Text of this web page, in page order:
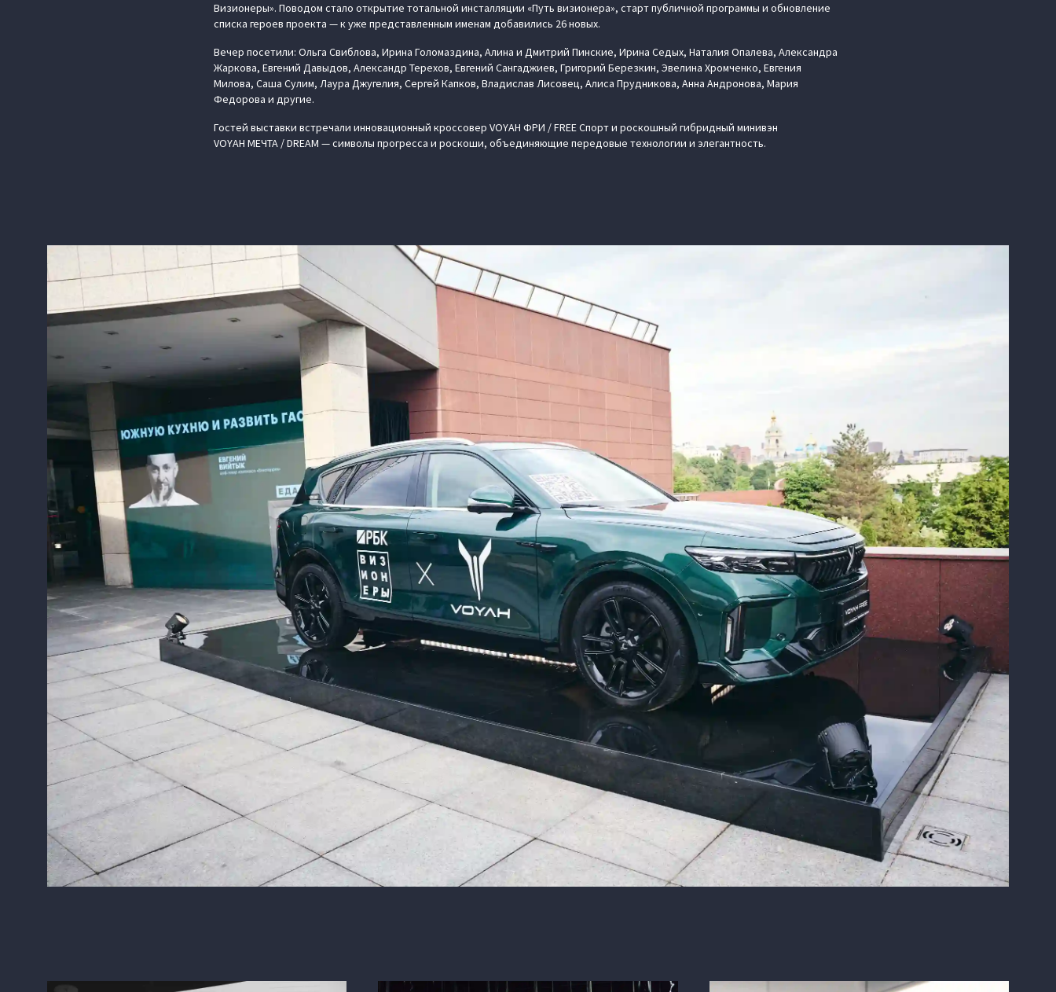
Визионеры». Поводом стало открытие тотальной инсталляции «Путь визионера», старт публичной программы и обновление
списка героев проекта — к уже представленным именам добавились 26 новых.
Вечер посетили: Ольга Свиблова, Ирина Голомаздина, Алина и Дмитрий Пинские, Ирина Седых, Наталия Опалева, Александра
Жаркова, Евгений Давыдов, Александр Терехов, Евгений Сангаджиев, Григорий Березкин, Эвелина Хромченко, Евгения
Милова, Саша Сулим, Лаура Джугелия, Сергей Капков, Владислав Лисовец, Алиса Прудникова, Анна Андронова, Мария
Федорова и другие.
Гостей выставки встречали инновационный кроссовер VOYAH ФРИ / FREE Спорт и роскошный гибридный минивэн
VOYAH МЕЧТА / DREAM — символы прогресса и роскоши, объединяющие передовые технологии и элегантность.